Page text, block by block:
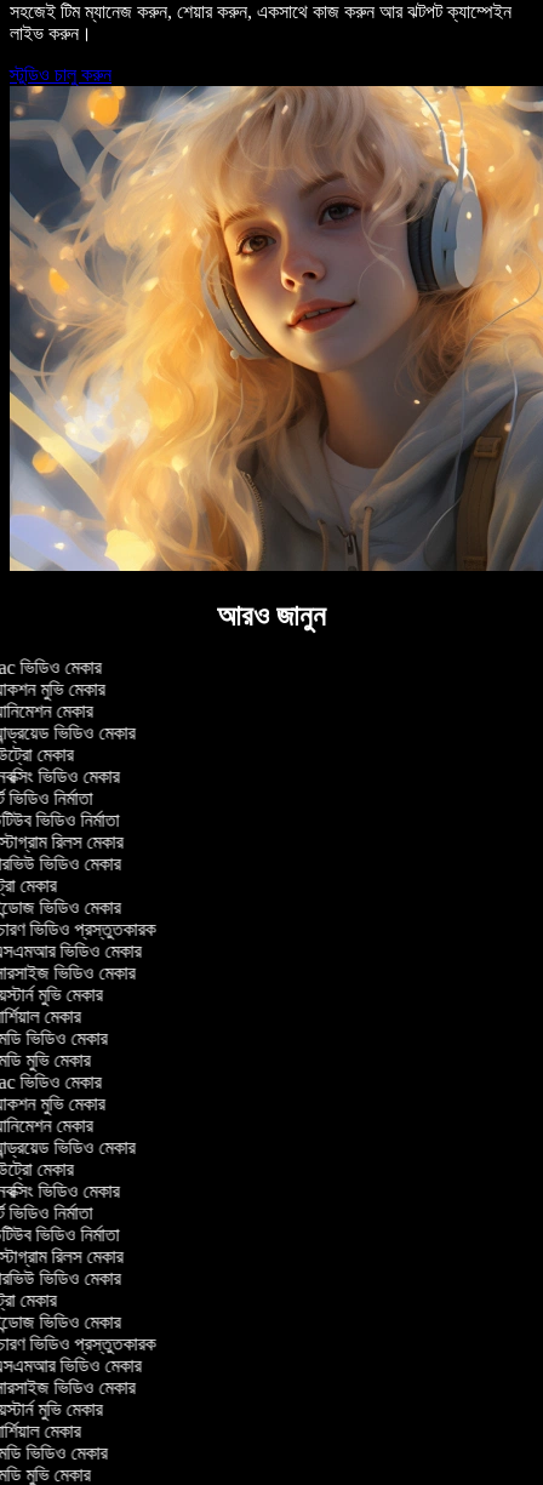
সহজেই টিম ম্যানেজ করুন, শেয়ার করুন, একসাথে কাজ করুন আর ঝটপট ক্যাম্পেইন
লাইভ করুন।
স্টুডিও চালু করুন
আরও জানুন
ভিডিও মেকার
মুভি মেকার
মেকার
ভিডিও মেকার
মেকার
ভিডিও মেকার
নির্মাতা
ভিডিও নির্মাতা
রিলস মেকার
ভিডিও মেকার
মেকার
ভিডিও মেকার
ভিডিও প্রস্তুতকারক
ভিডিও মেকার
ভিডিও মেকার
মুভি মেকার
মেকার
ভিডিও মেকার
মুভি মেকার
ভিডিও মেকার
মুভি মেকার
মেকার
ভিডিও মেকার
মেকার
ভিডিও মেকার
নির্মাতা
ভিডিও নির্মাতা
রিলস মেকার
ভিডিও মেকার
মেকার
ভিডিও মেকার
ভিডিও প্রস্তুতকারক
ভিডিও মেকার
ভিডিও মেকার
মুভি মেকার
মেকার
ভিডিও মেকার
মুভি মেকার